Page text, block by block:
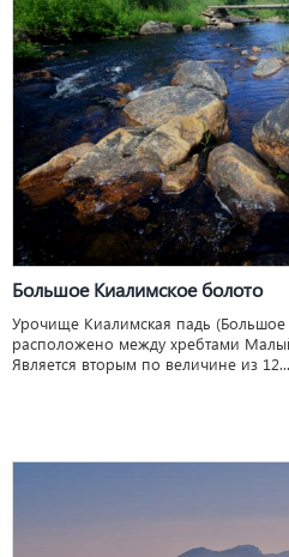
Большое Киалимское болото
Урочище Киалимская падь
расположено между хребтами
Является вторым по величине из 12...